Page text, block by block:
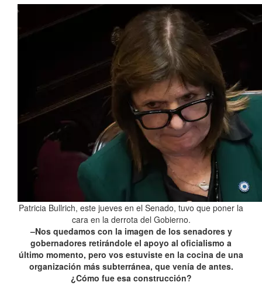
Patricia Bullrich, este jueves en el Senado, tuvo que poner la
cara en la derrota del Gobierno.
–Nos quedamos con la imagen de los senadores y
gobernadores retirándole el apoyo al oficialismo a
último momento, pero vos estuviste en la cocina de una
organización más subterránea, que venía de antes.
¿Cómo fue esa construcción?